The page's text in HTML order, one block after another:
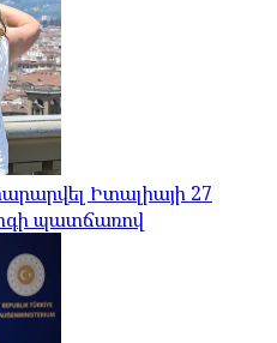
Իտալիայի 27
պատճառով